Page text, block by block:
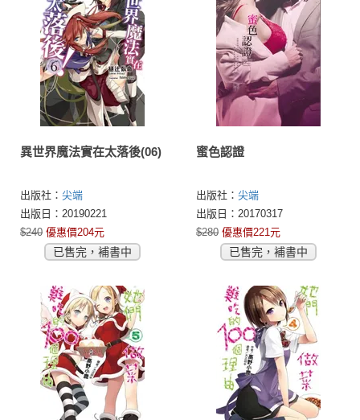
異世界魔法實在太落後(06)
出版社： 尖端
出版日：20190221
$240 優惠價204元
已售完，補書中
蜜色認證
出版社： 尖端
出版日：20170317
$280 優惠價221元
已售完，補書中